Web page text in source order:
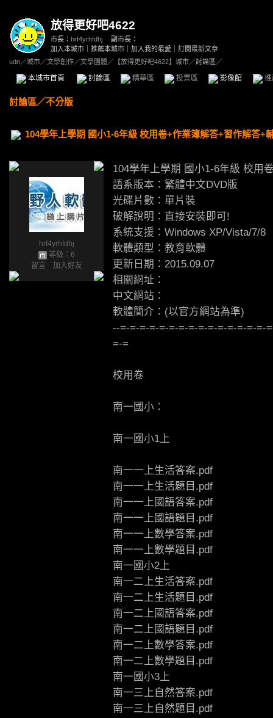
放得更好吧4622
市長： hrf4yrhfdhj
副市長：
加入本城市
推薦本城市 加入我的最愛
訂閱最新文章
udn／城市／文學創作／文學團體／ 【放得更好吧4622】城市／討論區／
本城市首頁 討論區 精華區 投票區 影像館
討論區／不分版
104學年上學期 國小1-6年級 校用卷+作業簿解答+習作解答+
hrf4yrhfdhj
等級：6
留言
加入好友
104學年上學期 國小1-6年級 校用
語系版本：繁體中文DVD版
光碟片數：單片裝
破解說明：直接安裝即可!
系統支援：Windows XP/Vista/7/8
軟體類型：教育軟體
更新日期：2015.09.07
相關網址：
中文網站：
軟體簡介：(以官方網站為準)
--=-=-=-=-=-=-=-=-=-=-=-=-=-=-=-
=-=
校用卷
南一國小：
南一國小1上
南一一上生活答案.pdf
南一一上生活題目.pdf
南一一上國語答案.pdf
南一一上國語題目.pdf
南一一上數學答案.pdf
南一一上數學題目.pdf
南一國小2上
南一二上生活答案.pdf
南一二上生活題目.pdf
南一二上國語答案.pdf
南一二上國語題目.pdf
南一二上數學答案.pdf
南一二上數學題目.pdf
南一國小3上
南一三上自然答案.pdf
南一三上自然題目.pdf